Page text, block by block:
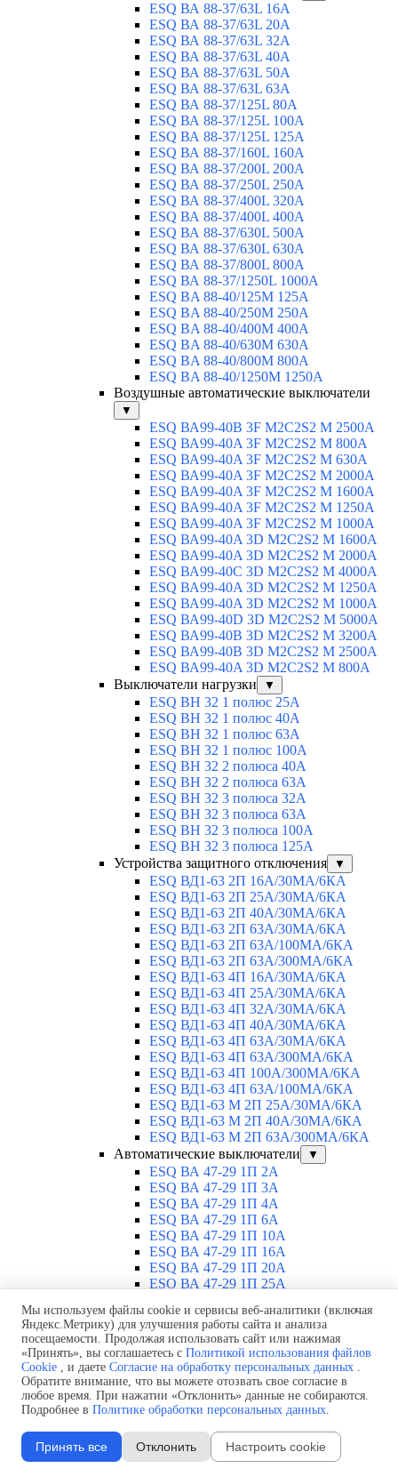
ESQ ВА 88-37/63L 16A
ESQ ВА 88-37/63L 20A
ESQ ВА 88-37/63L 32A
ESQ ВА 88-37/63L 40A
ESQ ВА 88-37/63L 50A
ESQ ВА 88-37/63L 63A
ESQ ВА 88-37/125L 80A
ESQ ВА 88-37/125L 100A
ESQ ВА 88-37/125L 125A
ESQ ВА 88-37/160L 160A
ESQ ВА 88-37/200L 200A
ESQ ВА 88-37/250L 250A
ESQ ВА 88-37/400L 320A
ESQ ВА 88-37/400L 400A
ESQ ВА 88-37/630L 500A
ESQ ВА 88-37/630L 630A
ESQ ВА 88-37/800L 800A
ESQ ВА 88-37/1250L 1000A
ESQ BA 88-40/125M 125A
ESQ BA 88-40/250M 250A
ESQ BA 88-40/400M 400A
ESQ BA 88-40/630М 630A
ESQ BA 88-40/800M 800A
ESQ BA 88-40/1250М 1250A
Воздушные автоматические выключатели
▼
ESQ ВА99-40B 3F M2C2S2 M 2500A
ESQ ВА99-40A 3F M2C2S2 М 800A
ESQ ВА99-40A 3F M2C2S2 М 630A
ESQ ВА99-40A 3F M2C2S2 М 2000A
ESQ ВА99-40A 3F M2C2S2 М 1600A
ESQ ВА99-40A 3F M2C2S2 М 1250A
ESQ ВА99-40A 3F M2C2S2 М 1000A
ESQ ВА99-40A 3D M2C2S2 M 1600A
ESQ ВА99-40A 3D M2C2S2 M 2000A
ESQ ВА99-40C 3D M2C2S2 M 4000A
ESQ ВА99-40A 3D M2C2S2 M 1250A
ESQ ВА99-40A 3D M2C2S2 M 1000A
ESQ ВА99-40D 3D M2C2S2 M 5000A
ESQ ВА99-40B 3D M2C2S2 M 3200A
ESQ ВА99-40B 3D M2C2S2 M 2500A
ESQ ВА99-40A 3D M2C2S2 M 800A
Выключатели нагрузки
▼
ESQ ВН 32 1 полюс 25А
ESQ ВН 32 1 полюс 40А
ESQ ВН 32 1 полюс 63А
ESQ ВН 32 1 полюс 100A
ESQ ВН 32 2 полюса 40А
ESQ ВН 32 2 полюса 63А
ESQ ВН 32 3 полюса 32А
ESQ ВН 32 3 полюса 63А
ESQ ВН 32 3 полюса 100А
ESQ ВН 32 3 полюса 125А
Устройства защитного отключения
▼
ESQ ВД1-63 2П 16А/30МА/6КА
ESQ ВД1-63 2П 25А/30МА/6КА
ESQ ВД1-63 2П 40А/30МА/6КА
ESQ ВД1-63 2П 63А/30МА/6КА
ESQ ВД1-63 2П 63А/100МА/6КА
ESQ ВД1-63 2П 63А/300МА/6КА
ESQ ВД1-63 4П 16А/30МА/6КА
ESQ ВД1-63 4П 25А/30МА/6КА
ESQ ВД1-63 4П 32А/30МА/6КА
ESQ ВД1-63 4П 40А/30МА/6КА
ESQ ВД1-63 4П 63А/30МА/6КА
ESQ ВД1-63 4П 63А/300МА/6КА
ESQ ВД1-63 4П 100А/300МА/6КА
ESQ ВД1-63 4П 63А/100MA/6КА
ESQ ВД1-63 M 2П 25А/30МА/6КА
ESQ ВД1-63 M 2П 40А/30МА/6КА
ESQ ВД1-63 M 2П 63А/300МА/6КА
Автоматические выключатели
▼
ESQ ВА 47-29 1П 2А
ESQ ВА 47-29 1П 3А
ESQ ВА 47-29 1П 4А
ESQ ВА 47-29 1П 6А
ESQ ВА 47-29 1П 10А
ESQ ВА 47-29 1П 16А
ESQ ВА 47-29 1П 20А
ESQ ВА 47-29 1П 25А
ESQ ВА 47-29 1П 40А
ESQ ВА 47-29 1П 50А
ESQ ВА 47-29 1П 63А
ESQ ВА 47-29 2П 1А
ESQ ВА 47-29 2П 2А
ESQ ВА 47-29 2П 3А
ESQ ВА 47-29 2П 4А
ESQ ВА 47-29 2П 6А
ESQ ВА 47-29 2П 10А
ESQ ВА 47-29 2П 16А
Мы используем файлы cookie и сервисы веб-аналитики (включая
Яндекс.Метрику) для улучшения работы сайта и анализа
посещаемости. Продолжая использовать сайт или нажимая
«Принять», вы соглашаетесь с Политикой использования файлов
Cookie , и даете Согласие на обработку персональных данных .
Обратите внимание, что вы можете отозвать свое согласие в
любое время. При нажатии «Отклонить» данные не собираются.
Подробнее в Политике обработки персональных данных.
Принять все Отклонить Настроить cookie